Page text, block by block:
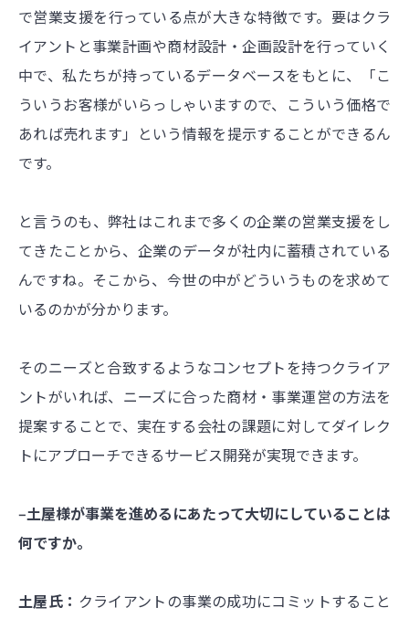
で営業支援を行っている点が大きな特徴です。要はクラ
イアントと事業計画や商材設計・企画設計を行っていく
中で、私たちが持っているデータベースをもとに、「こ
ういうお客様がいらっしゃいますので、こういう価格で
あれば売れます」という情報を提示することができるん
です。
と言うのも、弊社はこれまで多くの企業の営業支援をし
てきたことから、企業のデータが社内に蓄積されている
んですね。そこから、今世の中がどういうものを求めて
いるのかが分かります。
そのニーズと合致するようなコンセプトを持つクライア
ントがいれば、ニーズに合った商材・事業運営の方法を
提案することで、実在する会社の課題に対してダイレク
トにアプローチできるサービス開発が実現できます。
‒土屋様が事業を進めるにあたって大切にしていることは
何ですか。
土屋氏： クライアントの事業の成功にコミットすること